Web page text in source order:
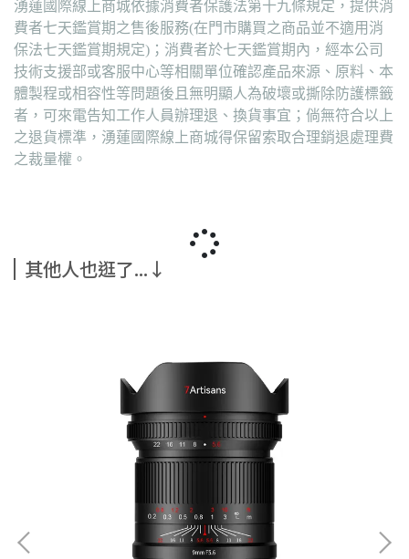
湧蓮國際線上商城依據消費者保護法第十九條規定，提供消
費者七天鑑賞期之售後服務(在門市購買之商品並不適用消
保法七天鑑賞期規定)；消費者於七天鑑賞期內，經本公司
技術支援部或客服中心等相關單位確認產品來源、原料、本
體製程或相容性等問題後且無明顯人為破壞或撕除防護標籤
者，可來電告知工作人員辦理退、換貨事宜；倘無符合以上
之退貨標準，湧蓮國際線上商城得保留索取合理銷退處理費
之裁量權。
其他人也逛了...↓